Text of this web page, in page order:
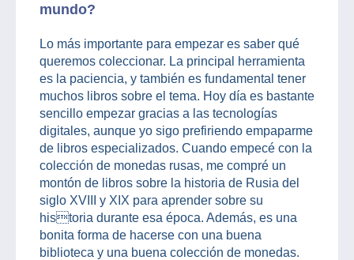
mundo?
Lo más importante para empezar es saber qué
queremos coleccionar. La principal herramienta
es la paciencia, y también es fundamental tener
muchos libros sobre el tema. Hoy día es bastante
sencillo empezar gracias a las tecnologías
digitales, aunque yo sigo prefiriendo empaparme
de libros especializados. Cuando empecé con la
colección de monedas rusas, me compré un
montón de libros sobre la historia de Rusia del
siglo XVIII y XIX para aprender sobre su
historia durante esa época. Además, es una
bonita forma de hacerse con una buena
biblioteca y una buena colección de monedas.